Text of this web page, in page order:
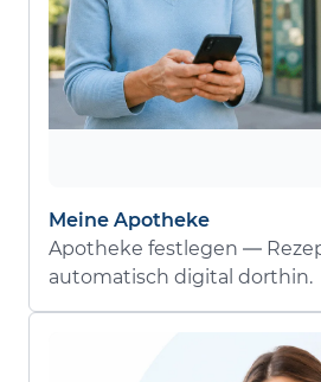
Meine Apotheke
Apotheke festlegen —
automatisch digital dorthin.